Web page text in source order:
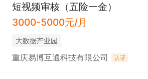
短视频审核（五险一金）
3000-5000元/月
大数据产业园
重庆易博互通科技有限公司 认证